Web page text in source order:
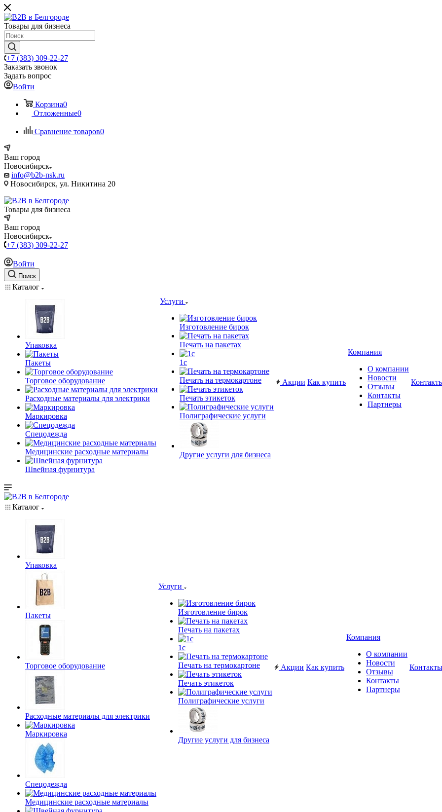
Товары для бизнеса
+7 (383) 309-22-27
Заказать звонок
Задать вопрос
Войти
Корзина0
Отложенные0
Сравнение товаров0
Ваш город
Новосибирск
info@b2b-nsk.ru
Новосибирск, ул. Никитина 20
Товары для бизнеса
Ваш город
Новосибирск
+7 (383) 309-22-27
Войти
Поиск
Каталог
Упаковка
Пакеты
Торговое оборудование
Расходные материалы для электрики
Маркировка
Спецодежда
Медицинские расходные материалы
Швейная фурнитура
Услуги
Изготовление бирок
Печать на пакетах
1c
Печать на термокартоне
Печать этикеток
Полиграфические услуги
Другие услуги для бизнеса
Акции Как купить
Компания
О компании
Новости
Отзывы
Контакты
Партнеры
Каталог
Упаковка
Пакеты
Торговое оборудование
Расходные материалы для электрики
Маркировка
Спецодежда
Медицинские расходные материалы
Услуги
Изготовление бирок
Печать на пакетах
1c
Печать на термокартоне
Печать этикеток
Полиграфические услуги
Другие услуги для бизнеса
Акции Как купить
Компания
О компании
Новости
Отзывы
Контакты
Партнеры
Контакты